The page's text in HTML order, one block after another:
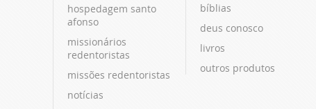
hospedagem santo
afonso
missionários
redentoristas
missões redentoristas
notícias
bíblias
deus conosco
livros
outros produtos